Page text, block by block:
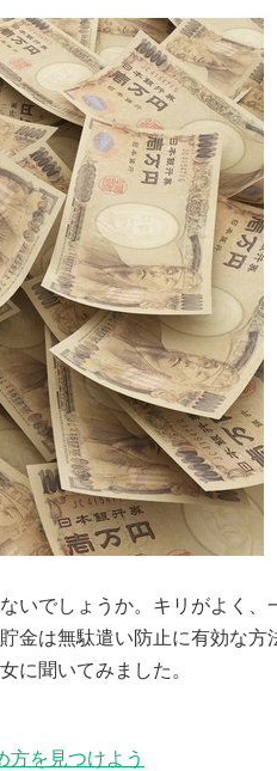
いでしょうか。キリがよく、
金は無駄遣い防止に有効な方
に聞いてみました。
方を見つけよう